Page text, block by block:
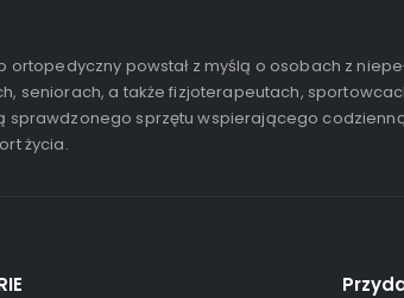
ortopedyczny powstał z myślą o osobach z
seniorach, a także fizjoterapeutach,
sprawdzonego sprzętu wspierającego
życia.